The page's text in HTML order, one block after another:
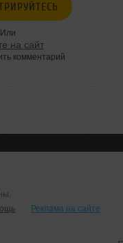
Или
на сайт
комментарий
Реклама на сайте